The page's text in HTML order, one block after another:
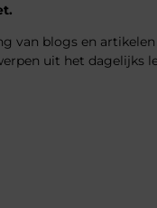
van blogs en
uit het dagelijks